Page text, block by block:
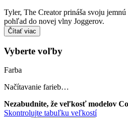
Tyler, The Creator prináša svoju
pohľad do novej vlny Joggerov.
Čítať viac
Vyberte voľby
Farba
Načítavanie farieb…
Nezabudnite, že veľkosť modelov
Skontrolujte tabuľku veľkostí